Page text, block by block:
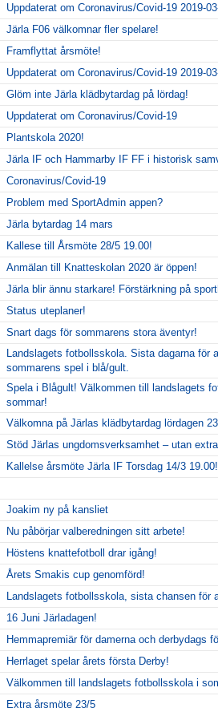
Uppdaterat om Coronavirus/Covid-19 2019-
Järla F06 välkomnar fler spelare!
Framflyttat årsmöte!
Uppdaterat om Coronavirus/Covid-19 2019-
Glöm inte Järla klädbytardag på lördag!
Uppdaterat om Coronavirus/Covid-19
Plantskola 2020!
Järla IF och Hammarby IF FF i historisk
Coronavirus/Covid-19
Problem med SportAdmin appen?
Järla bytardag 14 mars
Kallese till Årsmöte 28/5 19.00!
Anmälan till Knatteskolan 2020 är öppen!
Järla blir ännu starkare! Förstärkning på
Status uteplaner!
Snart dags för sommarens stora äventyr!
Landslagets fotbollsskola. Sista dagarna för
sommarens spel i blå/gult.
Spela i Blågult! Välkommen till landslagets
sommar!
Välkomna på Järlas klädbytardag lördagen
Stöd Järlas ungdomsverksamhet – utan extra
Kallelse årsmöte Järla IF Torsdag 14/3 19.00!
Joakim ny på kansliet
Nu påbörjar valberedningen sitt arbete!
Höstens knattefotboll drar igång!
Årets Smakis cup genomförd!
Landslagets fotbollsskola, sista chansen för
16 Juni Järladagen!
Hemmapremiär för damerna och derbydags
Herrlaget spelar årets första Derby!
Välkommen till landslagets fotbollsskola i
Extra årsmöte 23/5